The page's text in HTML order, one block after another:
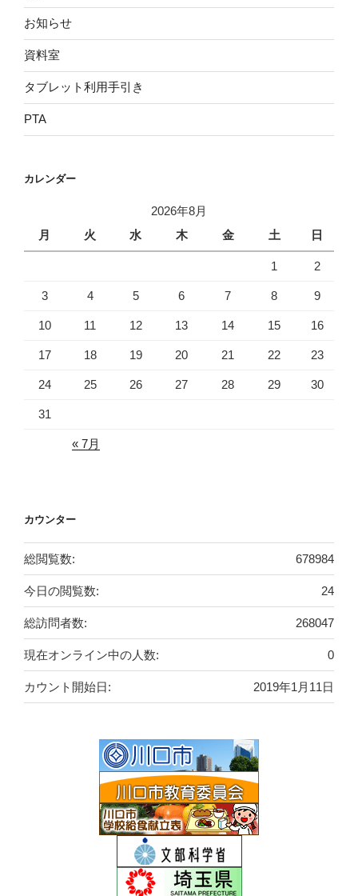
お知らせ
資料室
タブレット利用手引き
PTA
カレンダー
2026年8月
月
火 水 木 金 土 日
1 2
3 4 5 6 7 8 9
10 11 12 13 14 15 16
17 18 19 20 21 22 23
24 25 26 27 28 29 30
31
« 7月
カウンター
678984
総閲覧数:
24
今日の閲覧数:
268047
総訪問者数:
0
現在オンライン中の人数:
2019年1月11日
カウント開始日: